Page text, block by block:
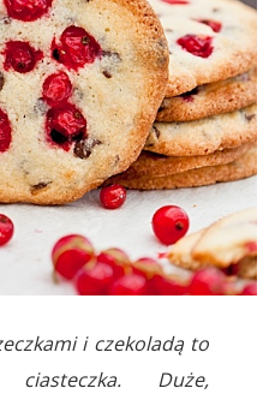
i czekoladą to
Duże,